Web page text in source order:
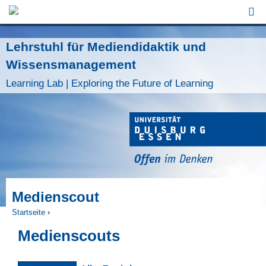
Lehrstuhl für Mediendidaktik und
Wissensmanagement
Learning Lab | Exploring the Future of Learning
Medienscout
Sie sind hier
Startseite ›
Medienscouts